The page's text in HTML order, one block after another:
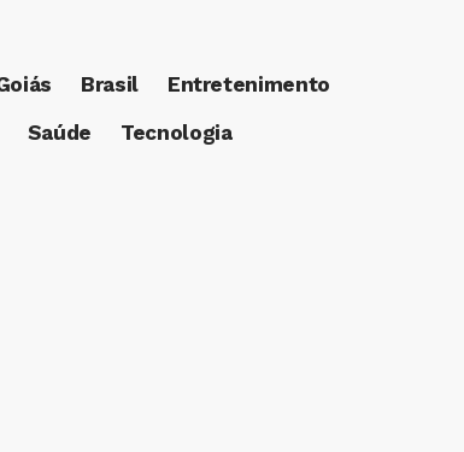
Brasil
Entretenimento
Saúde Tecnologia